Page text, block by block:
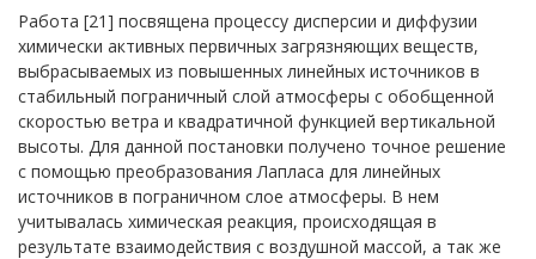
Работа [21] посвящена процессу дисперсии и диффузии
химически активных первичных загрязняющих веществ,
выбрасываемых из повышенных линейных источников в
стабильный пограничный слой атмосферы с обобщенной
скоростью ветра и квадратичной функцией вертикальной
высоты. Для данной постановки получено точное решение
с помощью преобразования Лапласа для линейных
источников в пограничном слое атмосферы. В нем
учитывалась химическая реакция, происходящая в
результате взаимодействия с воздушной массой, а так же